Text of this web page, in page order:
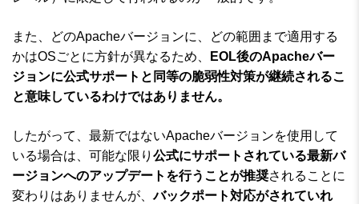
また、どのApacheバージョンに、どの範囲まで適用する
かはOSごとに方針が異なるため、
EOL後のApacheバー
ジョンに公式サポートと同等の脆弱性対策が継続されるこ
と意味しているわけではありません。
したがって、最新ではないApacheバージョンを使用して
いる場合は、可能な限り 公式にサポートされている最新バ
ージョンへのアップデートを行うことが推奨されることに
変わりはありませんが、バックポート対応がされていれ